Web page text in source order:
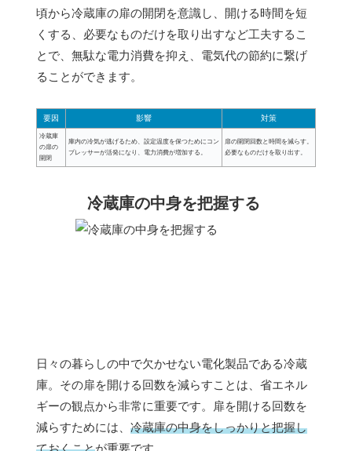
頃から冷蔵庫の扉の開閉を意識し、開ける時間を短
くする、必要なものだけを取り出すなど工夫するこ
とで、無駄な電力消費を抑え、電気代の節約に繋げ
ることができます。
要因 影響 対策
冷蔵庫
の扉の
開閉
庫内の冷気が逃げるため、設定温度を保つためにコン
プレッサーが活発になり、電力消費が増加する。
扉の開閉回数と時間を減らす。
必要なものだけを取り出す。
冷蔵庫の中身を把握する
日々の暮らしの中で欠かせない電化製品である冷蔵
庫。その扉を開ける回数を減らすことは、省エネル
ギーの観点から非常に重要です。扉を開ける回数を
減らすためには、 冷蔵庫の中身をしっかりと把握し